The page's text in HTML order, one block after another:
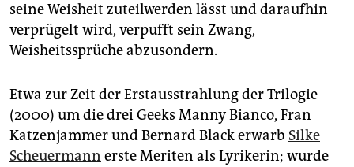
seine Weisheit zuteilwerden lässt und daraufhin
verprügelt wird, verpufft sein Zwang,
Weisheitssprüche abzusondern.
Etwa zur Zeit der Erstausstrahlung der Trilogie
(2000) um die drei Geeks Manny Bian­co, Fran
Katzenjammer und Bernard Black erwarb Silke
Scheuermann erste Meriten als Lyrikerin; wurde